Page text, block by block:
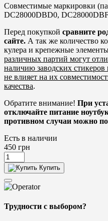
Совместимые маркировки
DC28000DBD0,
Перед покупкой сравните
сайте. А так же количество
кулера и крепежные
различных партий могут
наличию заводских
не влияет на их
качества.
Обратите внимание! При
отключайте питание
противном случаи можно
Есть в наличии
450 грн
Купить
Трудности с выбором?